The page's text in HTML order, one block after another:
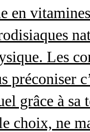
en
Les
préconiser
grâce à sa
choix, ne